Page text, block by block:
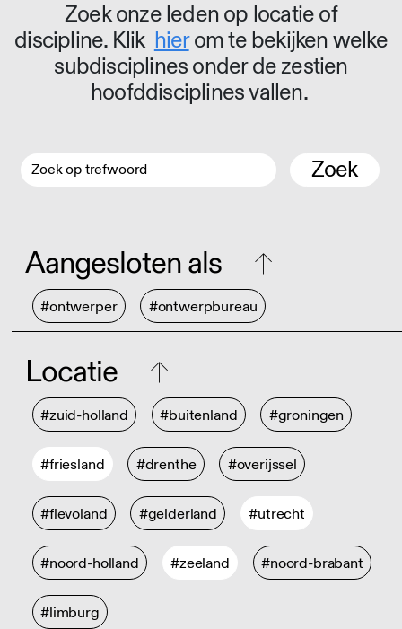
Zoek onze leden op locatie of
discipline. Klik hierom te bekijken welke
subdisciplines onder de zestien
hoofddisciplines vallen.
Zoek
Aangesloten als
#ontwerper #ontwerpbureau
Locatie
#zuid-holland #buitenland #groningen
#friesland #drenthe #overijssel
#flevoland #gelderland #utrecht
#noord-holland #zeeland #noord-brabant
#limburg